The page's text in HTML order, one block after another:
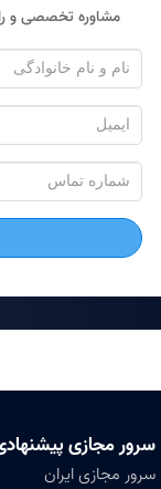
مشاوره تخصصی و
سرور مجازی
سرور مجازی ایران